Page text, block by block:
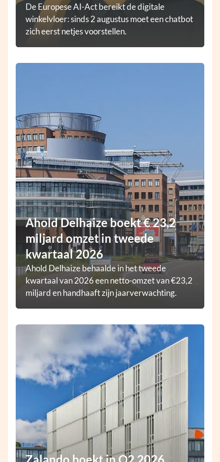
De Europese AI-Act bereikt de digitale
winkelvloer: sinds 2 augustus moet een chatbot
zich eerst netjes voorstellen.
Ahold Delhaize boekt € 23,2
miljard omzet in tweede
kwartaal 2026
Ahold Delhaize behaalde in het tweede
kwartaal van 2026 een netto-omzet van €23,2
miljard en handhaaft zijn jaarverwachting.
Zalando boekt in Q2 2026